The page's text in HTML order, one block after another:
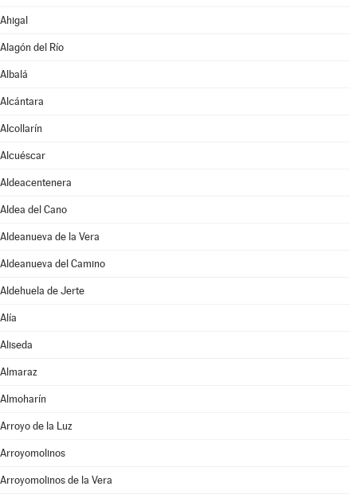
Ahigal
Alagón del Río
Albalá
Alcántara
Alcollarín
Alcuéscar
Aldeacentenera
Aldea del Cano
Aldeanueva de la Vera
Aldeanueva del Camino
Aldehuela de Jerte
Alía
Aliseda
Almaraz
Almoharín
Arroyo de la Luz
Arroyomolinos
Arroyomolinos de la Vera